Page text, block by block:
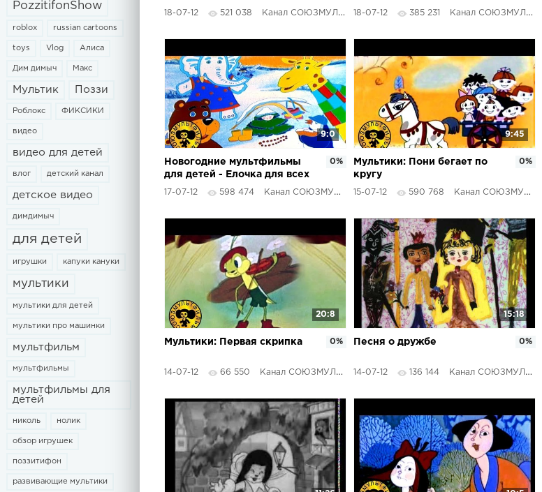
PozzitifonShow
roblox russian cartoons
toys Vlog Алиса
Дим димыч Макс
Мультик Поззи
Роблокс ФИКСИКИ
видео
видео для детей
влог детский канал
детское видео
димдимыч
для детей
игрушки капуки кануки
мультики
мультики для детей
мультики про машинки
мультфильм
мультфильмы
мультфильмы для
детей
николь нолик
обзор игрушек
поззитифон
развивающие мультики
18-07-12 521 038 Канал СОЮЗМУЛЬТФИЛЬМЫ 18-07-12 385 231 Канал СОЮЗМУЛЬТФИЛЬМЫ
9:0
Новогодние мультфильмы
для детей - Елочка для всех
17-07-12 598 474 Канал СОЮЗМУЛЬТФИЛЬМЫ
0%
9:45
Мультики: Пони бегает по
кругу
15-07-12 590 768 Канал СОЮЗМУЛЬТФИЛЬМЫ
0%
20:8
Мультики: Первая скрипка
14-07-12 66 550 Канал СОЮЗМУЛЬТФИЛЬМЫ
0%
15:18
Песня о дружбе
14-07-12 136 144 Канал СОЮЗМУЛЬТФИЛЬМЫ
0%